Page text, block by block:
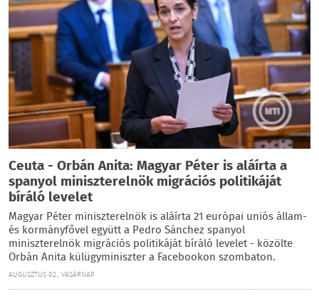
Ceuta - Orbán Anita: Magyar Péter is aláírta a
spanyol miniszterelnök migrációs politikáját
bíráló levelet
Magyar Péter miniszterelnök is aláírta 21 európai uniós állam-
és kormányfővel együtt a Pedro Sánchez spanyol
miniszterelnök migrációs politikáját bíráló levelet - közölte
Orbán Anita külügyminiszter a Facebookon szombaton.
AUGUSZTUS 02., VASÁRNAP